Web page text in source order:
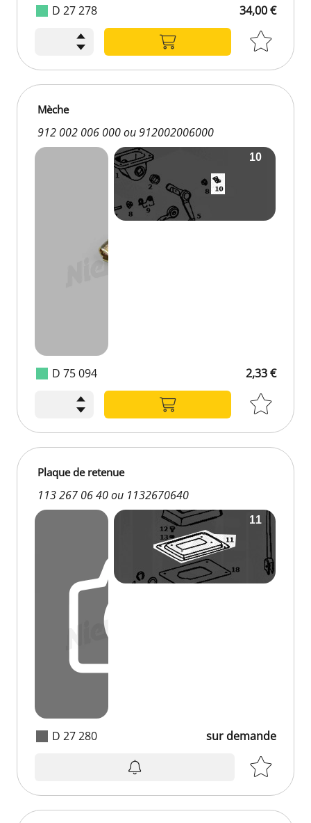
D 27 278 34,00 €
D 75 094
Mèche
912 002 006 000 ou 912002006000
2,33 €
D 27 280
Plaque de retenue
113 267 06 40 ou 1132670640
sur demande